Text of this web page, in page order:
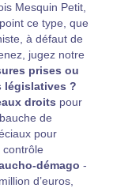
Mesquin Petit,
ce type, que
à défaut de
jugez notre
prises ou
législatives ?
droits pour
de
pour
démago -
d’euros,